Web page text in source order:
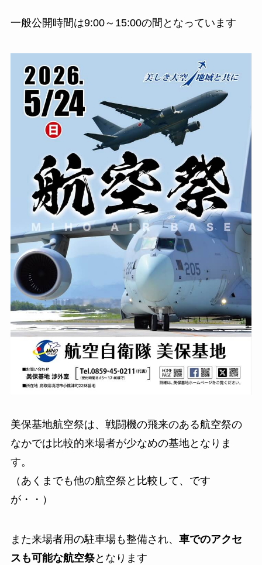
一般公開時間は9:00～15:00の間となっています
美保基地航空祭は、戦闘機の飛来のある航空祭の
なかでは比較的来場者が少なめの基地となりま
す。
（あくまでも他の航空祭と比較して、です
が・・）
また来場者用の駐車場も整備され、 車でのアクセ
スも可能な航空祭となります